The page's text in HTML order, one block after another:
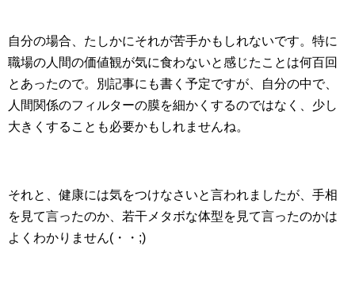
自分の場合、たしかにそれが苦手かもしれないです。特に
職場の人間の価値観が気に食わないと感じたことは何百回
とあったので。別記事にも書く予定ですが、自分の中で、
人間関係のフィルターの膜を細かくするのではなく、少し
大きくすることも必要かもしれませんね。
それと、健康には気をつけなさいと言われましたが、手相
を見て言ったのか、若干メタボな体型を見て言ったのかは
よくわかりません(・・;)